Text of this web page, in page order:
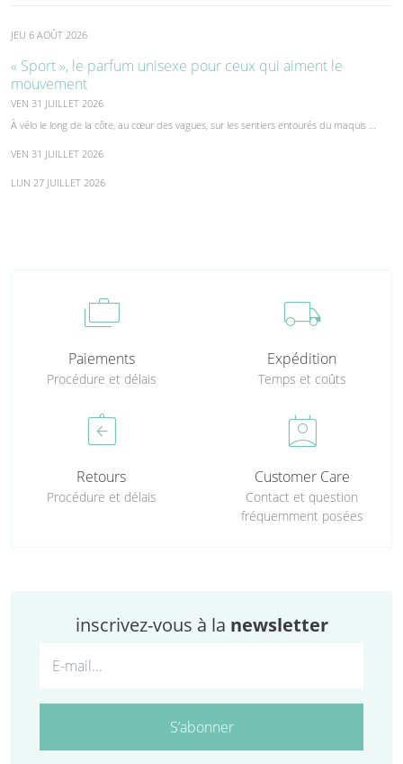
JEU 6 AOÛT 2026
« Sport », le parfum unisexe pour ceux qui aiment le
mouvement
VEN 31 JUILLET 2026
À vélo le long de la côte, au cœur des vagues, sur les sentiers entourés du maquis …
VEN 31 JUILLET 2026
LUN 27 JUILLET 2026
cases
Paiements
Procédure et délais
local_shipping
Expédition
Temps et coûts
assignment_return
Retours
Procédure et délais
perm_contact_calendar
Customer Care
Contact et question
fréquemment posées
inscrivez-vous à la newsletter
S’abonner